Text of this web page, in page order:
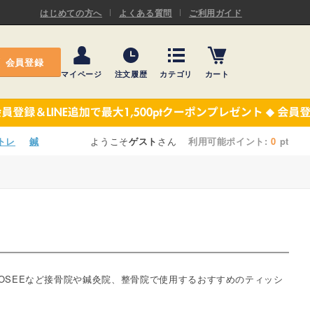
はじめての方へ よくある質問 ご利用ガイド
会員登録
マイページ 注文履歴 カテゴリ
ASキネシオロジーテープ
カート
レ 鍼 ようこそゲスト さん 利用可能ポイント:0 pt
など接骨院や鍼灸院、整骨院で使用するおすすめのティッシ
機材・機材消耗品
テーピング
施術ベッド・マクラ
【楽トレ】機器付属品